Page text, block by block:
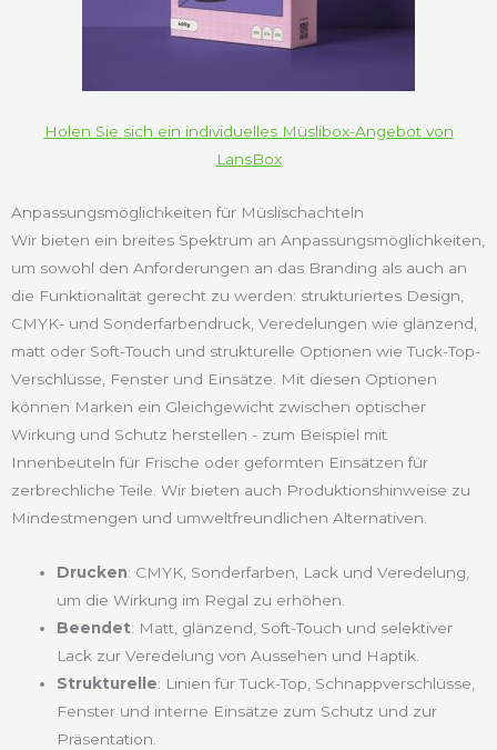
Holen Sie sich ein individuelles Müslibox-Angebot von
LansBox
Anpassungsmöglichkeiten für Müslischachteln
Wir bieten ein breites Spektrum an Anpassungsmöglichkeiten,
um sowohl den Anforderungen an das Branding als auch an
die Funktionalität gerecht zu werden: strukturiertes Design,
CMYK- und Sonderfarbendruck, Veredelungen wie glänzend,
matt oder Soft-Touch und strukturelle Optionen wie Tuck-Top-
Verschlüsse, Fenster und Einsätze. Mit diesen Optionen
können Marken ein Gleichgewicht zwischen optischer
Wirkung und Schutz herstellen - zum Beispiel mit
Innenbeuteln für Frische oder geformten Einsätzen für
zerbrechliche Teile. Wir bieten auch Produktionshinweise zu
Mindestmengen und umweltfreundlichen Alternativen.
Drucken: CMYK, Sonderfarben, Lack und Veredelung,
um die Wirkung im Regal zu erhöhen.
Beendet: Matt, glänzend, Soft-Touch und selektiver
Lack zur Veredelung von Aussehen und Haptik.
Strukturelle: Linien für Tuck-Top, Schnappverschlüsse,
Fenster und interne Einsätze zum Schutz und zur
Präsentation.